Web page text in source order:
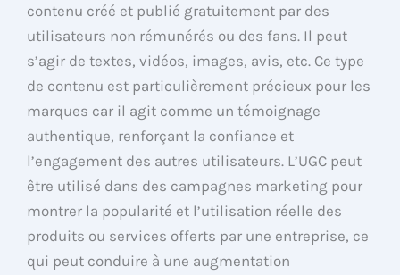
contenu créé et publié gratuitement par des
utilisateurs non rémunérés ou des fans. Il peut
s’agir de textes, vidéos, images, avis, etc. Ce type
de contenu est particulièrement précieux pour les
marques car il agit comme un témoignage
authentique, renforçant la confiance et
l’engagement des autres utilisateurs. L’UGC peut
être utilisé dans des campagnes marketing pour
montrer la popularité et l’utilisation réelle des
produits ou services offerts par une entreprise, ce
qui peut conduire à une augmentation